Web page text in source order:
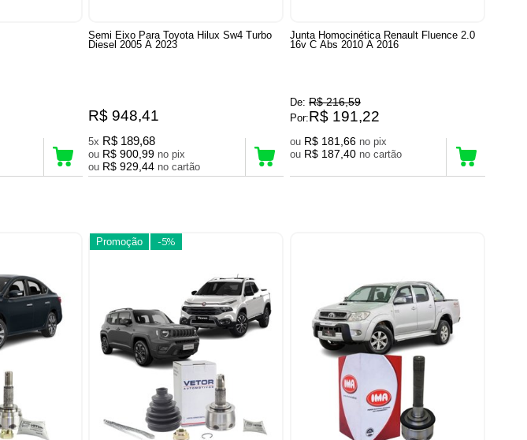
Semi Eixo Para Toyota Hilux Sw4 Turbo
Diesel 2005 A 2023
R$ 948,41
5x R$ 189,68
ou R$ 900,99
no pix
ou R$ 929,44 no cartão
Junta Homocinética Renault Fluence 2.0
16v C Abs 2010 A 2016
De: R$ 216,59
Por:R$ 191,22
ou R$ 181,66
no pix
ou R$ 187,40 no cartão
Promoção -5%